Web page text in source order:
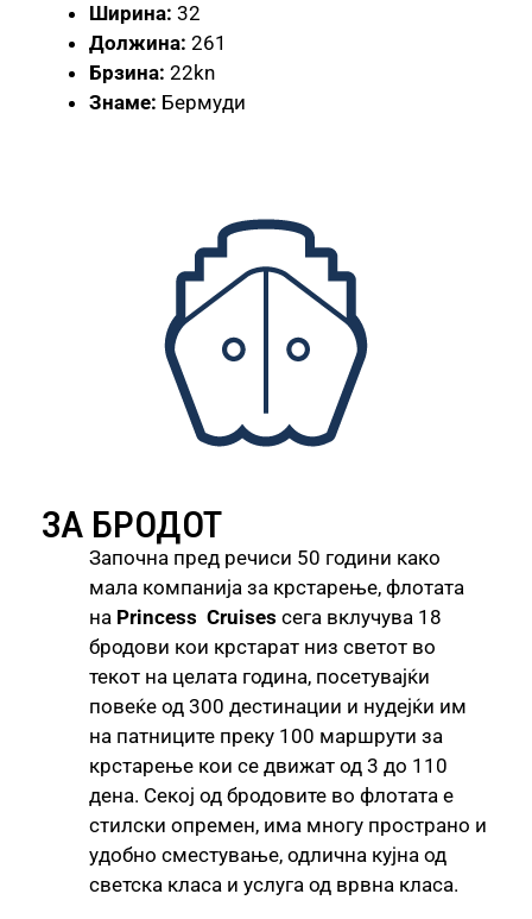
Ширина: 32
Должина: 261
Брзина: 22kn
Знаме: Бермуди
ЗА БРОДОТ
Започна пред речиси 50 години како
мала компанија за крстарење, флотата
на Princess Cruises сега вклучува 18
бродови кои крстарат низ светот во
текот на целата година, посетувајќи
повеќе од 300 дестинации и нудејќи им
на патниците преку 100 маршрути за
крстарење кои се движат од 3 до 110
дена. Секој од бродовите во флотата е
стилски опремен, има многу пространо и
удобно сместување, одлична кујна од
светска класа и услуга од врвна класа.